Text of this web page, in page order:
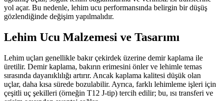
yol açar. Bu nedenle, lehim ucu performansında belirgin bir düşüş
gözlendiğinde değişim yapılmalıdır.
Lehim Ucu Malzemesi ve Tasarımı
Lehim uçları genellikle bakır çekirdek üzerine demir kaplama ile
üretilir. Demir kaplama, bakırın erimesini önler ve lehimle temas
sırasında dayanıklılığı artırır. Ancak kaplama kalitesi düşük olan
uçlar, daha kısa sürede bozulabilir. Ayrıca, farklı lehimleme işleri için
çeşitli uç şekilleri (örneğin T12 J-tip) tercih edilir; bu, ısı transferi ve